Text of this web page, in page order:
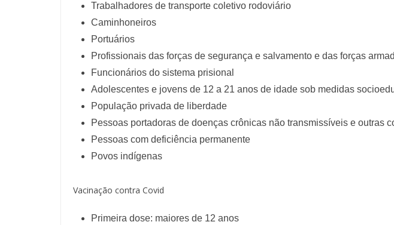
Trabalhadores de transporte coletivo rodoviário
Caminhoneiros
Portuários
Profissionais das forças de segurança e salvamento e das forças
Funcionários do sistema prisional
Adolescentes e jovens de 12 a 21 anos de idade sob medidas
População privada de liberdade
Pessoas portadoras de doenças crônicas não transmissíveis e outras
Pessoas com deficiência permanente
Povos indígenas
Vacinação contra Covid
Primeira dose: maiores de 12 anos